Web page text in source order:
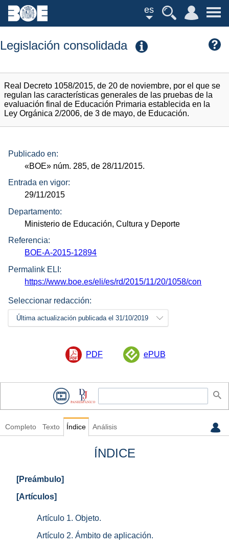
es
Legislación consolidada
Real Decreto 1058/2015, de 20 de noviembre, por el que se
regulan las características generales de las pruebas de la
evaluación final de Educación Primaria establecida en la
Ley Orgánica 2/2006, de 3 de mayo, de Educación.
Publicado en:
«BOE» núm. 285, de 28/11/2015.
Entrada en vigor:
29/11/2015
Departamento:
Ministerio de Educación, Cultura y Deporte
Referencia:
BOE-A-2015-12894
Permalink ELI:
https://www.boe.es/eli/es/rd/2015/11/20/1058/con
Seleccionar redacción:
Última actualización publicada el 31/10/2019
PDF ePUB
Completo Texto Índice Análisis
ÍNDICE
[Preámbulo]
[Artículos]
Artículo 1. Objeto.
Artículo 2. Ámbito de aplicación.